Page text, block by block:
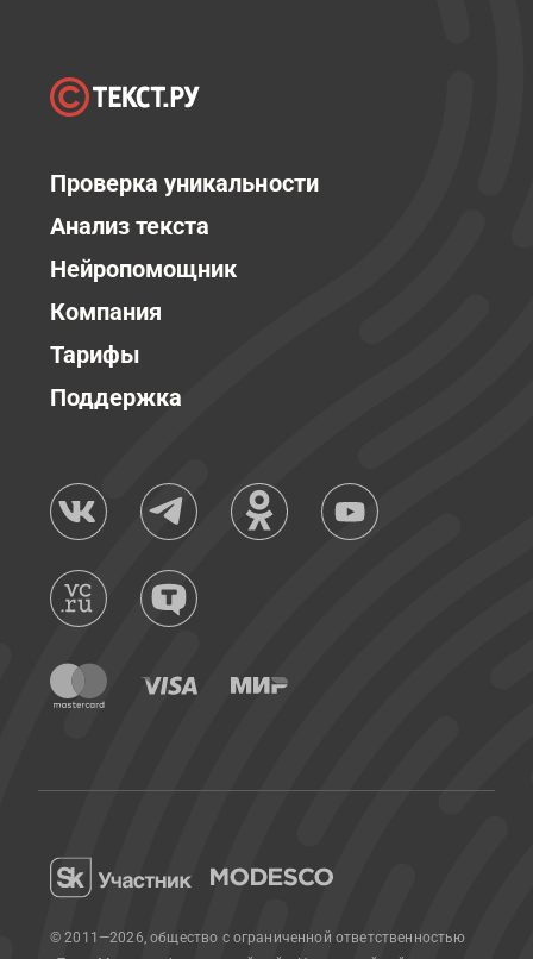
Проверка уникальности
Анализ текста
Нейропомощник
Компания
Тарифы
Поддержка
© 2011—2026, общество с ограниченной ответственностью